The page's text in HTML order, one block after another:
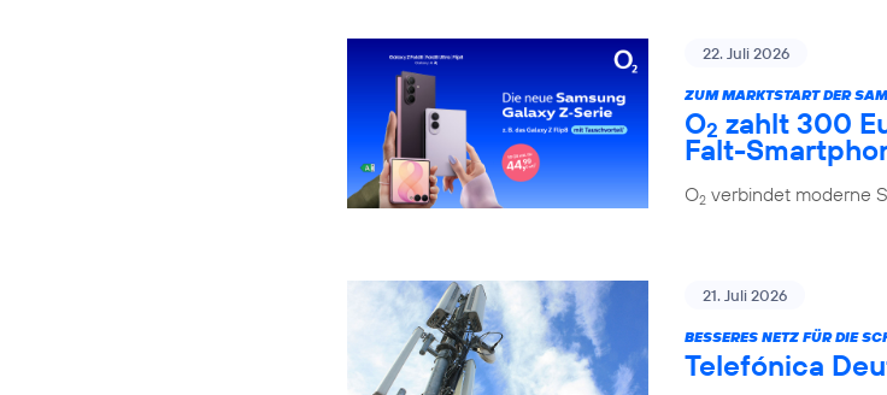
22. Juli 2026
ZUM MARKTSTART DER
O2 zahlt 300
Falt-
O2 verbindet moderne
21. Juli 2026
BESSERES NETZ FÜR DIE
Telefónica